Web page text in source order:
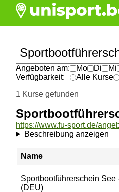
Angeboten am: Mo Di Mi
Verfügbarkeit:
Alle Kurse
1 Kurse gefunden
Beschreibung anzeigen
Name
Sportbootführerschein See
(DEU)